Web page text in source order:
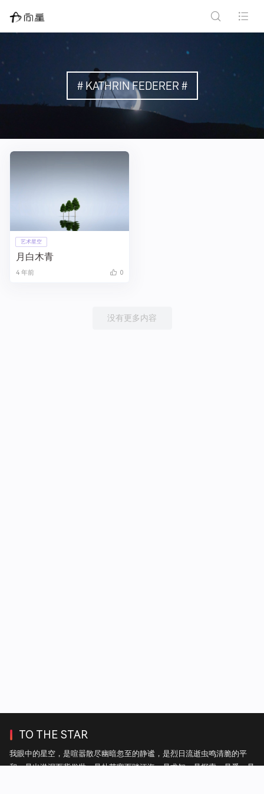
# KATHRIN FEDERER #
艺术星空
月白木青
4 年前 0
没有更多内容
TO THE STAR
我眼中的星空，是喧嚣散尽幽暗忽至的静谧，是烈日流逝虫鸣清脆的平
和，是出淤泥而背俗世，是赴苦寒而踏江海，是求知，是探索，是爱，是